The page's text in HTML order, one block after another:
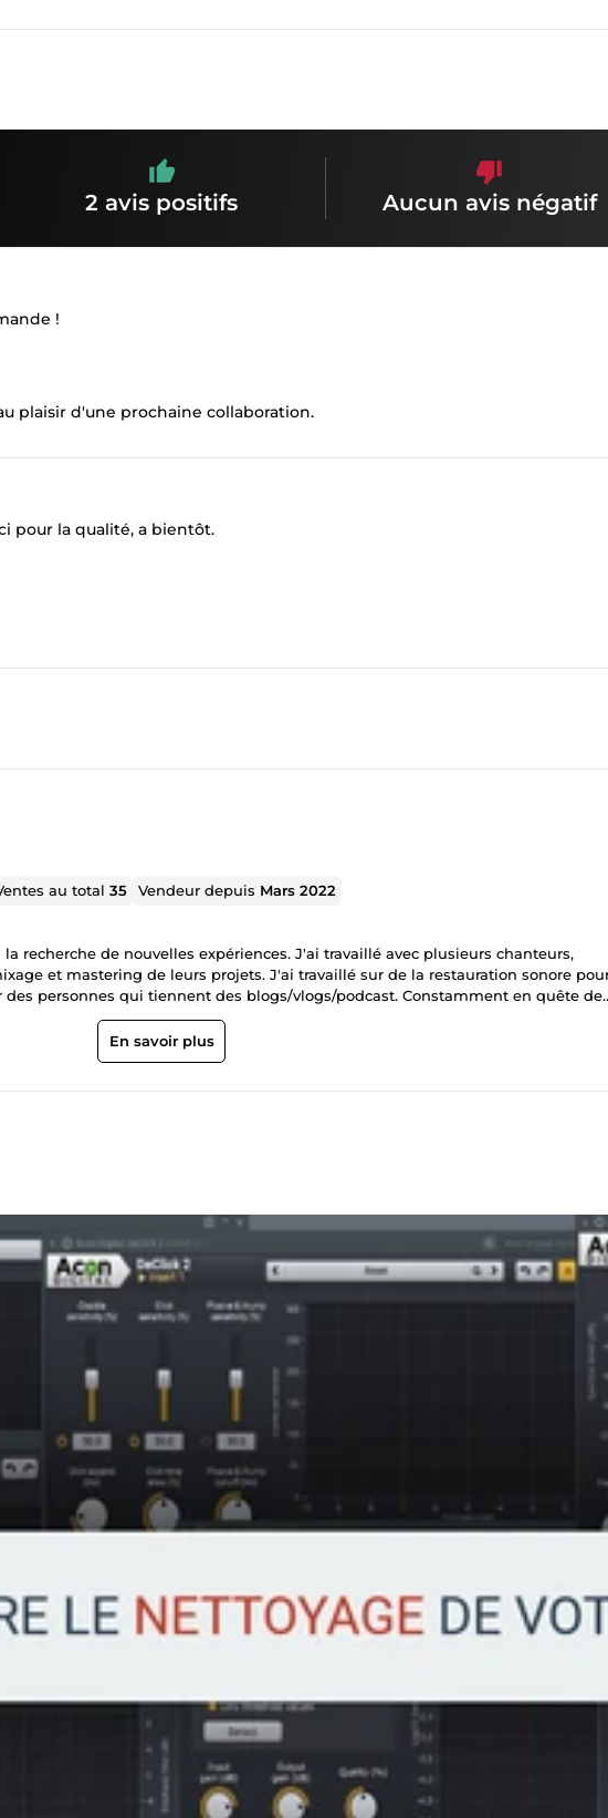
2 avis positifs Aucun avis négatif
!
plaisir d'une prochaine collaboration.
pour la qualité, a bientôt.
au total35 Vendeur depuis Mars 2022
recherche de nouvelles expériences. J'ai travaillé avec plusieurs chanteurs,
et mastering de leurs projets. J'ai travaillé sur de la restauration sonore
des personnes qui tiennent des blogs/vlogs/podcast. Constamment en quête de
En savoir plus